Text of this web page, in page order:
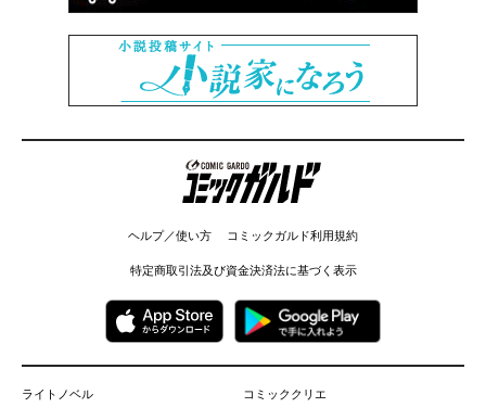
コミックガルド
ヘルプ／使い方 コミックガルド利用規約
特定商取引法及び資金決済法に基づく表示
ライトノベル コミッククリエ